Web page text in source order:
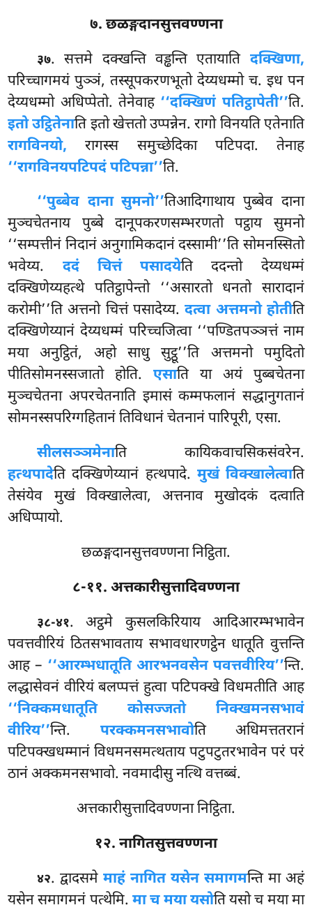
७. छळङ्गदानसुत्तवण्णना
३७. सत्तमे दक्खन्ति वड्ढन्ति एतायाति दक्खिणा,
परिच्चागमयं पुञ्ञं, तस्सूपकरणभूतो देय्यधम्मो च. इध पन
देय्यधम्मो अधिप्पेतो. तेनेवाह ‘‘दक्खिणं पतिट्ठापेती’’ति.
इतो उट्ठितेनाति इतो खेत्ततो उप्पन्नेन. रागो विनयति एतेनाति
रागविनयो, रागस्स समुच्छेदिका पटिपदा. तेनाह
‘‘रागविनयपटिपदं पटिपन्ना’’ति.
‘‘पुब्बेव दाना सुमनो’’तिआदिगाथाय पुब्बेव दाना
मुञ्चचेतनाय पुब्बे दानूपकरणसम्भरणतो पट्ठाय सुमनो
‘‘सम्पत्तीनं निदानं अनुगामिकदानंदस्सामी’’ति सोमनस्सितो
भवेय्य. ददं चित्तं पसादयेति ददन्तो देय्यधम्मं
दक्खिणेय्यहत्थे पतिट्ठापेन्तो ‘‘असारतो धनतो सारादानं
करोमी’’ति अत्तनो चित्तं पसादेय्य.दत्वा अत्तमनो होतीति
दक्खिणेय्यानं देय्यधम्मं परिच्चजित्वा ‘‘पण्डितपञ्ञत्तं नाम
मया अनुट्ठितं, अहो साधु सुट्ठू’’ति अत्तमनो पमुदितो
पीतिसोमनस्सजातो होति.एसाति या अयं पुब्बचेतना
मुञ्चचेतना अपरचेतनाति इमासं कम्मफलानं सद्धानुगतानं
सोमनस्सपरिग्गहितानं तिविधानं चेतनानं पारिपूरी, एसा.
सीलसञ्ञमेनाति कायिकवाचसिकसंवरेन.
हत्थपादेति दक्खिणेय्यानं हत्थपादे. मुखं विक्खालेत्वाति
तेसंयेव मुखं विक्खालेत्वा, अत्तनाव मुखोदकं दत्वाति
अधिप्पायो.
छळङ्गदानसुत्तवण्णना निट्ठिता.
८-११. अत्तकारीसुत्तादिवण्णना
३८-४१. अट्ठमे कुसलकिरियाय आदिआरम्भभावेन
पवत्तवीरियं ठितसभावताय सभावधारणट्ठेन धातूति वुत्तन्ति
आह – ‘‘आरम्भधातूति आरभनवसेन पवत्तवीरिय’’न्ति.
लद्धासेवनं वीरियं बलप्पत्तं हुत्वा पटिपक्खे विधमतीति आह
‘‘निक्कमधातूति कोसज्जतो निक्खमनसभावं
वीरिय’’न्ति. परक्कमनसभावोति अधिमत्ततरानं
पटिपक्खधम्मानं विधमनसमत्थताय पटुपटुतरभावेन परं परं
ठानं अक्कमनसभावो. नवमादीसु नत्थि वत्तब्बं.
अत्तकारीसुत्तादिवण्णना निट्ठिता.
१२. नागितसुत्तवण्णना
४२. द्वादसमे माहं नागित यसेन समागमन्ति मा अहं
यसेन समागमनं पत्थेमि. मा च मया यसोति यसो च मया मा